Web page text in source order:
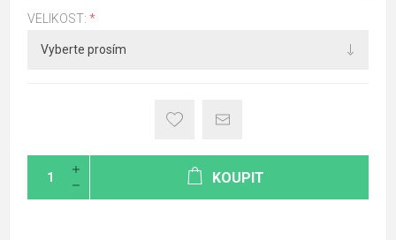
VELIKOST: *
KOUPIT